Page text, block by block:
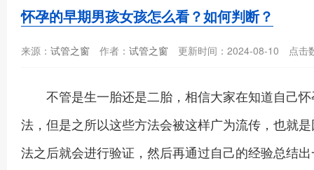
怀孕的早期男孩女孩怎么看？如何判断？
来源： 试管之窗 作者： 试管之窗 更新时间：2024-08-10 点击
不管是生一胎还是二胎，相信大家在知道自己怀
法，但是之所以这些方法会被这样广为流传，也就
法之后就会进行验证，然后再通过自己的经验总结